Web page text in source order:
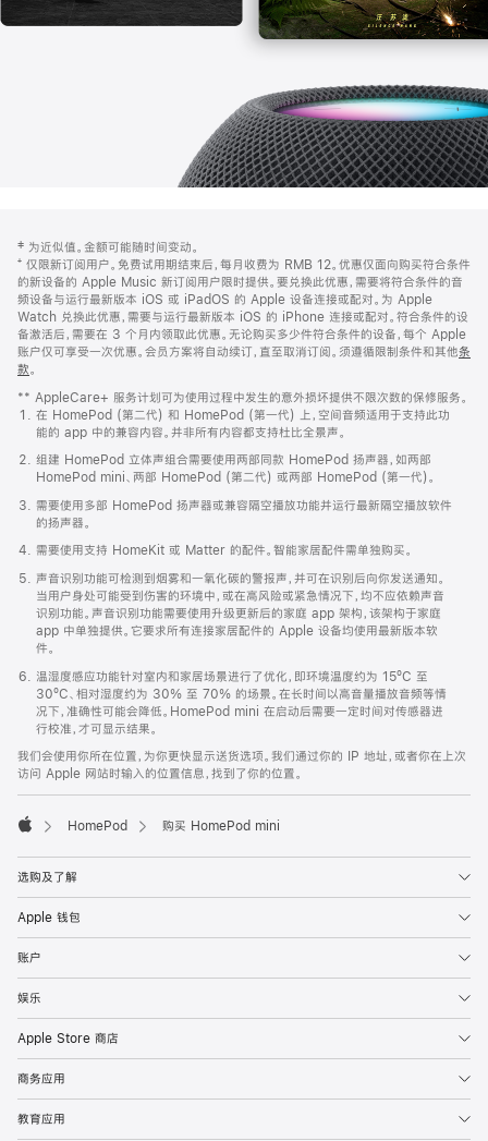
页
页
脚
注
‡ 为近似值。金额可能随时间变动。
⁺ 仅限新订阅用户。免费试用期结束后，每月收费为 RMB 12。优惠仅面向购买符合条件
的新设备的 Apple Music 新订阅用户限时提供。要兑换此优惠，需要将符合条件的音
频设备与运行最新版本 iOS 或 iPadOS 的 Apple 设备连接或配对。为 Apple
Watch 兑换此优惠，需要与运行最新版本 iOS 的 iPhone 连接或配对。符合条件的设
备激活后，需要在 3 个月内领取此优惠。无论购买多少件符合条件的设备，每个 Apple
账户仅可享受一次优惠。会员方案将自动续订，直至取消订阅。须遵循限制条件和其他条
款。
窗
口
中
打
开)
** AppleCare+ 服务计划可为使用过程中发生的意外损坏提供不限次数的保修服务。
在 HomePod (第二代) 和 HomePod (第一代) 上，空间音频适用于支持此功
能的 app 中的兼容内容。并非所有内容都支持杜比全景声。
组建 HomePod 立体声组合需要使用两部同款 HomePod 扬声器，如两部
HomePod mini、两部 HomePod (第二代) 或两部 HomePod (第一代)。
需要使用多部 HomePod 扬声器或兼容隔空播放功能并运行最新隔空播放软件
的扬声器。
需要使用支持 HomeKit 或 Matter 的配件。智能家居配件需单独购买。
声音识别功能可检测到烟雾和一氧化碳的警报声，并可在识别后向你发送通知。
当用户身处可能受到伤害的环境中，或在高风险或紧急情况下，均不应依赖声音
识别功能。声音识别功能需要使用升级更新后的家庭 app 架构，该架构于家庭
app 中单独提供。它要求所有连接家居配件的 Apple 设备均使用最新版本软
件。
温湿度感应功能针对室内和家居场景进行了优化，即环境温度约为 15ºC 至
30ºC、相对湿度约为 30% 至 70% 的场景。在长时间以高音量播放音频等情
况下，准确性可能会降低。HomePod mini 在启动后需要一定时间对传感器进
行校准，才可显示结果。
我们会使用你所在位置，为你更快显示送货选项。我们通过你的 IP 地址，或者你在上次
访问 Apple 网站时输入的位置信息，找到了你的位置。
HomePod 购买 HomePod mini
选购及了解
Apple 钱包
账户
娱乐
Apple Store 商店
商务应用
教育应用